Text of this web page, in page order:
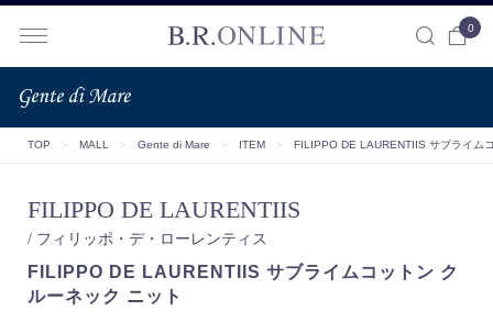
0
TOP ＞ MALL ＞ Gente di Mare ＞ ITEM ＞ FILIPPO DE LAURENTIIS サブライム
FILIPPO DE LAURENTIIS
/ フィリッポ・デ・ローレンティス
FILIPPO DE LAURENTIIS サブライムコットン ク
ルーネック ニット